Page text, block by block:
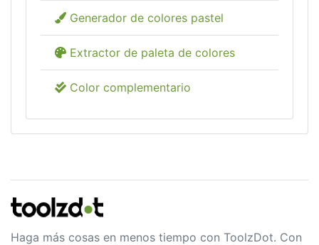
Generador de colores pastel
Extractor de paleta de colores
Color complementario
Haga más cosas en menos tiempo con ToolzDot. Con